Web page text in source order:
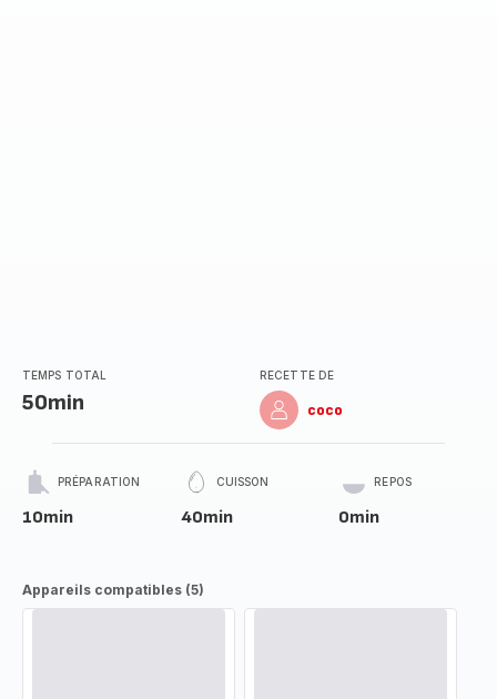
TEMPS TOTAL
50min
RECETTE DE
coco
PRÉPARATION
10min
CUISSON
40min
REPOS
0min
Appareils compatibles (5)